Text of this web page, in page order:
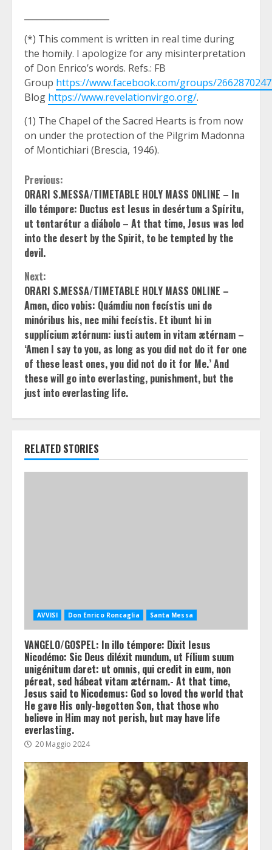
(*) This comment is written in real time during
the homily. I apologize for any misinterpretation
of Don Enrico’s words. Refs.: FB
Group https://www.facebook.com/groups/
Blog https://www.revelationvirgo.org/.
(1) The Chapel of the Sacred Hearts is from now
on under the protection of the Pilgrim Madonna
of Montichiari (Brescia, 1946).
Continue
Reading
Previous:
ORARI S.MESSA/TIMETABLE HOLY MASS ONLINE – In
illo témpore: Ductus est Iesus in desértum a Spíritu,
ut tentarétur a diábolo – At that time, Jesus was led
into the desert by the Spirit, to be tempted by the
devil.
Next:
ORARI S.MESSA/TIMETABLE HOLY MASS ONLINE –
Amen, dico vobis: Quámdiu non fecístis uni de
minóribus his, nec mihi fecístis. Et ibunt hi in
supplícium ætérnum: iusti autem in vitam ætérnam –
‘Amen I say to you, as long as you did not do it for one
of these least ones, you did not do it for Me.’ And
these will go into everlasting, punishment, but the
just into everlasting life.
RELATED STORIES
AVVISI Don Enrico Roncaglia Santa Messa
VANGELO/GOSPEL: In illo témpore: Dixit Iesus
Nicodémo: Sic Deus diléxit mundum, ut Fílium suum
unigénitum daret: ut omnis, qui credit in eum, non
péreat, sed hábeat vitam ætérnam.- At that time,
Jesus said to Nicodemus: God so loved the world that
He gave His only-begotten Son, that those who
believe in Him may not perish, but may have life
everlasting.
20 Maggio 2024